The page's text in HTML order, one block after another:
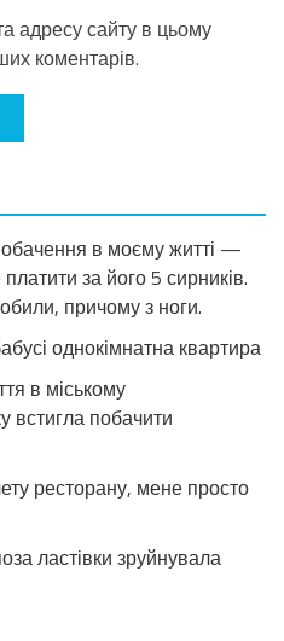
адресу сайту в цьому
коментарів.
в моєму житті —
за його 5 сирників.
причому з ноги.
однокімнатна квартира
в міському
встигла побачити
ресторану, мене просто
ластівки зруйнувала